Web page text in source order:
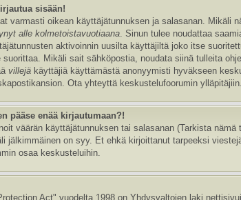
sisään!
varmasti oikean käyttäjätunnuksen ja salasanan.
alle kolmetoistavuotiaana. Sinun tulee noudattaa
aktivoinnin uusilta käyttäjiltä joko itse
Mikäli sait sähköpostia, noudata siinä tulleita
villejä käyttäjiä käyttämästä anonyymisti hyväkseen
Ota yhteyttä keskustelufoorumin ylläpitäjiin.
pääse enää kirjautumaan?!
väärän käyttäjätunnuksen tai salasanan (Tarkista
jälkimmäinen on syy. Et ehkä kirjoittanut tarpeeksi
osaa keskusteluihin.
Act" vuodelta 1998 on Yhdysvaltojen laki